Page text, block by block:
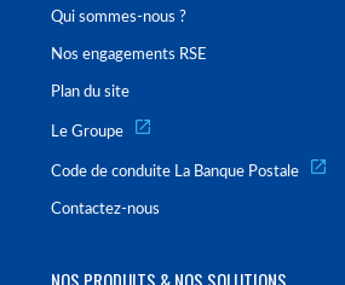
Qui sommes-nous ?
Nos engagements RSE
Plan du site
Le Groupe
Code de conduite La Banque Postale
Contactez-nous